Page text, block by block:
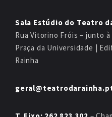
Sala Estúdio do Teatro
Rua Vitorino Fróis – junto
Praça da Universidade |
Rainha